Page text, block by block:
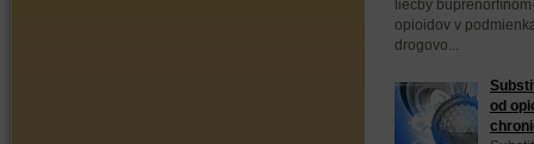
liečby
opioidov v
drogovo...
od